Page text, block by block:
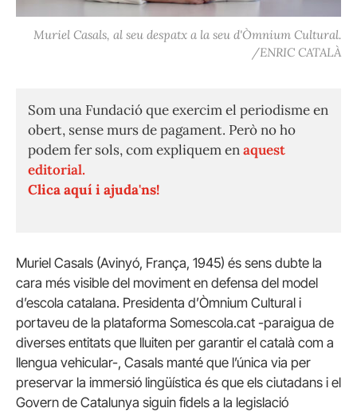
Muriel Casals, al seu despatx a la seu d'Òmnium Cultural.
/ENRIC CATALÀ
Som una Fundació que exercim el periodisme en
obert, sense murs de pagament. Però no ho
podem fer sols, com expliquem enaquest
editorial.
Clica aquí i ajuda'ns!
Muriel Casals (Avinyó, França, 1945) és sens dubte la
cara més visible del moviment en defensa del model
d’escola catalana. Presidenta d’Òmnium Cultural i
portaveu de la plataforma Somescola.cat -paraigua de
diverses entitats que lluiten per garantir el català com a
llengua vehicular-, Casals manté que l’única via per
preservar la immersió lingüística és que els ciutadans i el
Govern de Catalunya siguin fidels a la legislació